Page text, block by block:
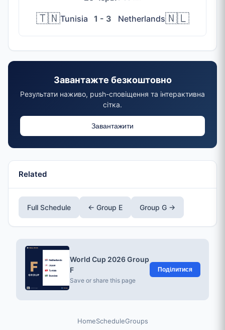
🇹🇳Tunisia 1 - 3 Netherlands🇳🇱
Завантажте безкоштовно
Результати наживо, push-сповіщення та інтерактивна
сітка.
Завантажити
Related
Full Schedule ← Group E Group G →
World Cup 2026 Group
F
Save or share this page
Поділитися
HomeScheduleGroups